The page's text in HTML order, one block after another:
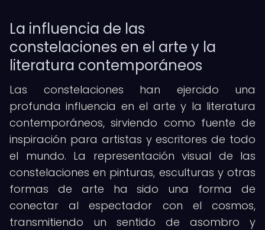
La influencia de las
constelaciones en el arte y la
literatura contemporáneos
Las constelaciones han ejercido una
profunda influencia en el arte y la literatura
contemporáneos, sirviendo como fuente de
inspiración para artistas y escritores de todo
el mundo. La representación visual de las
constelaciones en pinturas, esculturas y otras
formas de arte ha sido una forma de
conectar al espectador con el cosmos,
transmitiendo un sentido de asombro y